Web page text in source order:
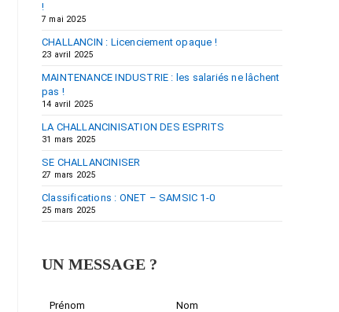
!
7 mai 2025
CHALLANCIN : Licenciement opaque !
23 avril 2025
MAINTENANCE INDUSTRIE : les salariés ne lâchent
pas !
14 avril 2025
LA CHALLANCINISATION DES ESPRITS
31 mars 2025
SE CHALLANCINISER
27 mars 2025
Classifications : ONET – SAMSIC 1-0
25 mars 2025
UN MESSAGE ?
Prénom Nom